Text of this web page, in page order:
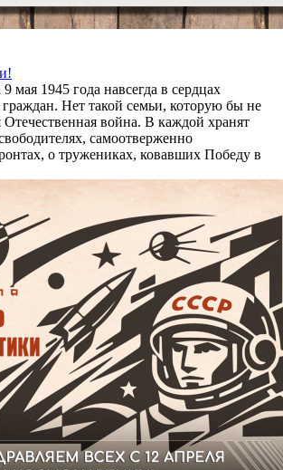
мая 1945 года навсегда в сердцах
Нет такой семьи, которую бы не
Отечественная война. В каждой хранят
самоотверженно
о тружениках, ковавших Победу в